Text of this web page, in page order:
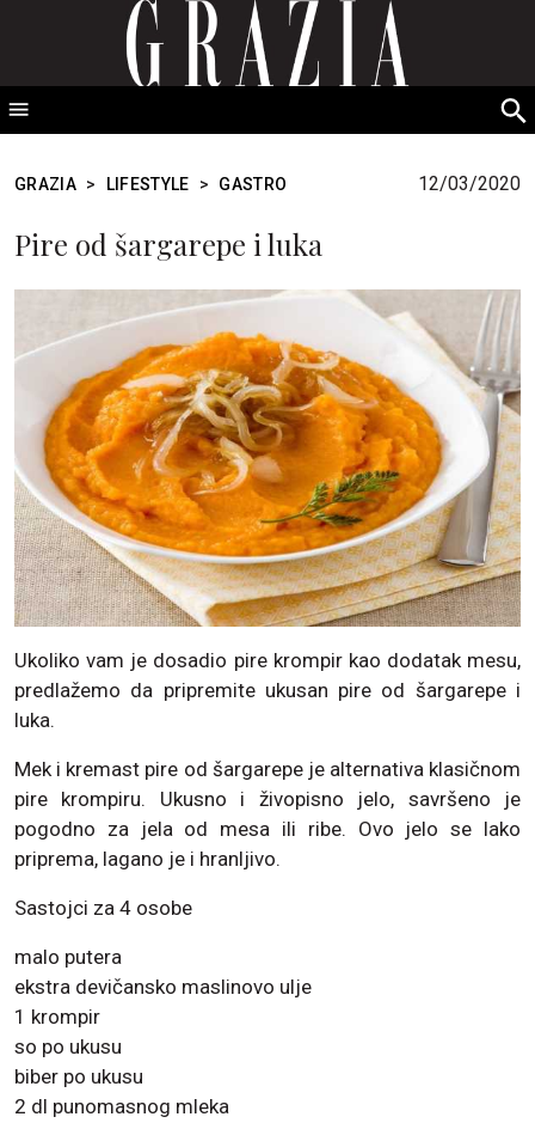
GRAZIA Srbija
GRAZIA > LIFESTYLE > GASTRO 12/03/2020
Pire od šargarepe i luka
Ukoliko vam je dosadio pire krompir kao dodatak mesu,
predlažemo da pripremite ukusan pire od šargarepe i
luka.
Mek i kremast pire od šargarepe je alternativa klasičnom
pire krompiru. Ukusno i živopisno jelo, savršeno je
pogodno za jela od mesa ili ribe. Ovo jelo se lako
priprema, lagano je i hranljivo.
Sastojci za 4 osobe
malo putera
ekstra devičansko maslinovo ulje
1 krompir
so po ukusu
biber po ukusu
2 dl punomasnog mleka